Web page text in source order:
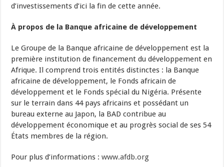
d’investissements d’ici la fin de cette année.
À propos de la Banque africaine de développement
Le Groupe de la Banque africaine de développement est la
première institution de financement du développement en
Afrique. Il comprend trois entités distinctes : la Banque
africaine de développement, le Fonds africain de
développement et le Fonds spécial du Nigéria. Présente
sur le terrain dans 44 pays africains et possédant un
bureau externe au Japon, la BAD contribue au
développement économique et au progrès social de ses 54
États membres de la région.
Pour plus d’informations :www.afdb.org